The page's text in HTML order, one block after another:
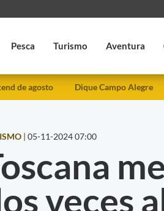
Pesca Turismo Aventura
de agosto Dique Campo Alegre
| 05-11-2024 07:00
veces